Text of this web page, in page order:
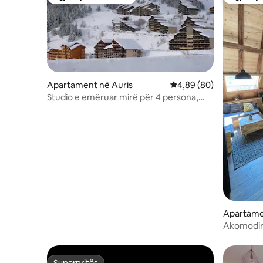
Apartament në Auris Vlerësimi mesatar
4,89 (80)
Studio e emëruar mirë për 4 persona,
sans